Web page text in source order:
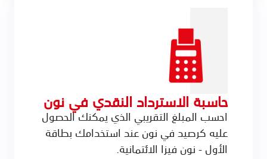
حاسبة الاسترداد النقدي في نون
احسب المبلغ التقريبي الذي يمكنك الحصول
عليه كرصيد في نون عند استخدامك بطاقة
الأول - نون فيزا الائتمانية.